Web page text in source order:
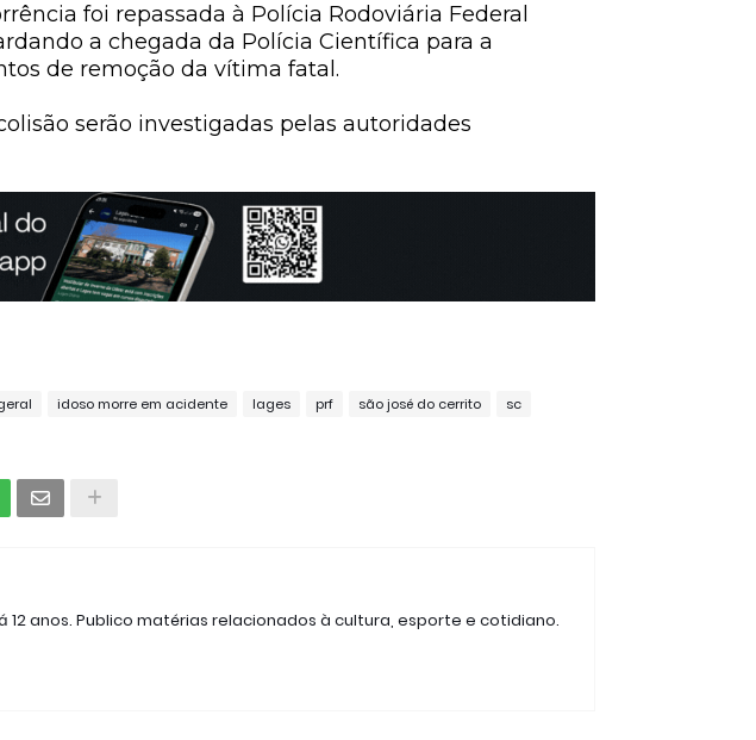
foi repassada à Polícia Rodoviária Federal
a chegada da Polícia Científica para a
de remoção da vítima fatal.
serão investigadas pelas autoridades
idoso morre em acidente lages prf são josé do cerrito
sc
anos. Publico matérias relacionados à cultura, esporte e cotidiano.